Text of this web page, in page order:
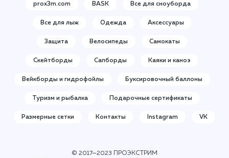
prox3m.com BASK Все для сноуборда
Все для лыж Одежда Аксессуары
Защита Велосипеды Самокаты
Скейтборды Сапборды Каяки и каноэ
Вейкборды и гидрофойлы Буксировочный баллоны
Туризм и рыбалка Подарочные сертификаты
Размерные сетки Контакты Instagram VK
© 2017—2023 ПРОЭКСТРИМ